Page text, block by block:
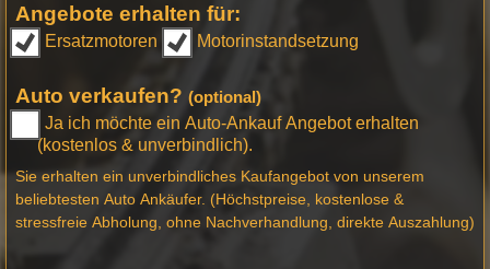
Angebote erhalten für:
Ersatzmotoren Motorinstandsetzung
Auto verkaufen? (optional)
Ja ich möchte ein Auto-Ankauf Angebot erhalten
(kostenlos & unverbindlich).
Sie erhalten ein unverbindliches Kaufangebot von unserem
beliebtesten Auto Ankäufer. (Höchstpreise, kostenlose &
stressfreie Abholung, ohne Nachverhandlung, direkte Auszahlung)